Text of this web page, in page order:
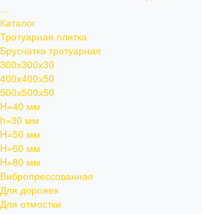
...
Каталог
Тротуарная плитка
Брусчатка тротуарная
300х300х30
400х400х50
500х500х50
H=40 мм
h=30 мм
H=50 мм
H=60 мм
H=80 мм
Вибропрессованная
Для дорожек
Для отмостки